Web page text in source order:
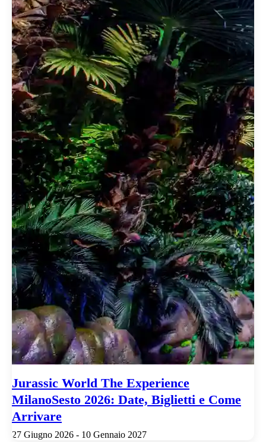
Jurassic World The Experience
MilanoSesto 2026: Date, Biglietti e Come
Arrivare
27 Giugno 2026 - 10 Gennaio 2027